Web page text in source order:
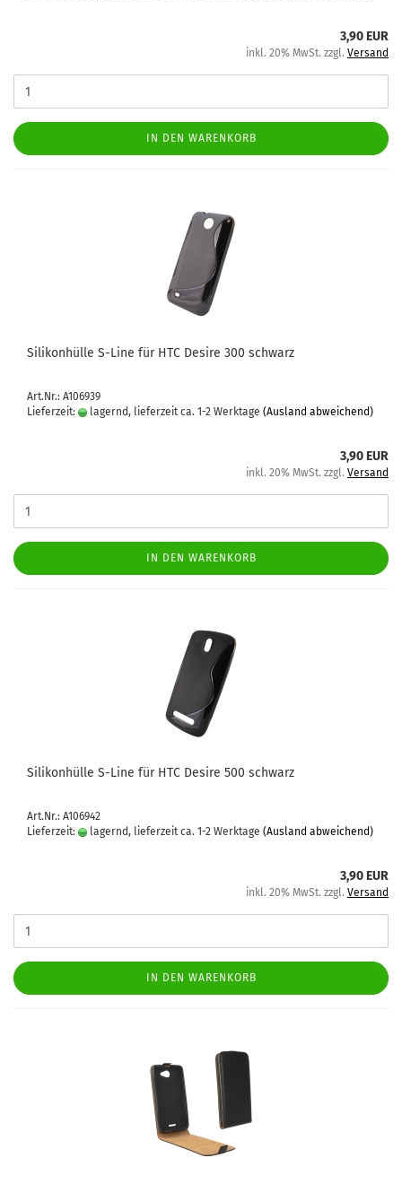
3,90 EUR
inkl. 20% MwSt. zzgl. Versand
IN DEN WARENKORB
Si­li­kon­hül­le S-​Line für HTC De­si­re 300 schwarz
Art.Nr.: A106939
Lieferzeit:
lagernd, lieferzeit ca. 1-2 Werktage (Ausland abweichend)
3,90 EUR
inkl. 20% MwSt. zzgl. Versand
IN DEN WARENKORB
Si­li­kon­hül­le S-​Line für HTC De­si­re 500 schwarz
Art.Nr.: A106942
Lieferzeit:
lagernd, lieferzeit ca. 1-2 Werktage (Ausland abweichend)
3,90 EUR
inkl. 20% MwSt. zzgl. Versand
IN DEN WARENKORB